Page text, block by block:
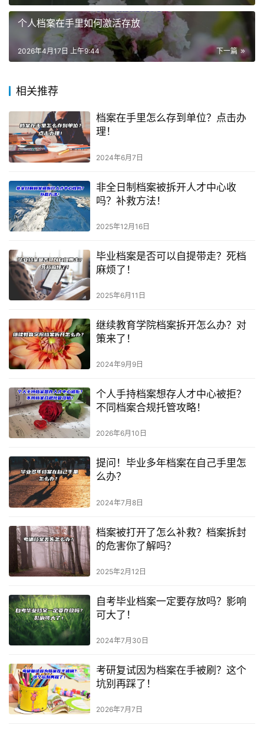
个人档案在手里如何激活存放
下一篇
2026年4月17日 上午9:44
相关推荐
档案在手里怎么存到单位？点击办
理！
2024年6月7日
非全日制档案被拆开人才中心收
吗？补救方法！
2025年12月16日
毕业档案是否可以自提带走？死档
麻烦了！
2025年6月11日
继续教育学院档案拆开怎么办？对
策来了！
2024年9月9日
个人手持档案想存人才中心被拒？
不同档案合规托管攻略！
2026年6月10日
提问！毕业多年档案在自己手里怎
么办？
2024年7月8日
档案被打开了怎么补救？档案拆封
的危害你了解吗？
2025年2月12日
自考毕业档案一定要存放吗？影响
可大了！
2024年7月30日
考研复试因为档案在手被刷？这个
坑别再踩了！
2026年7月7日